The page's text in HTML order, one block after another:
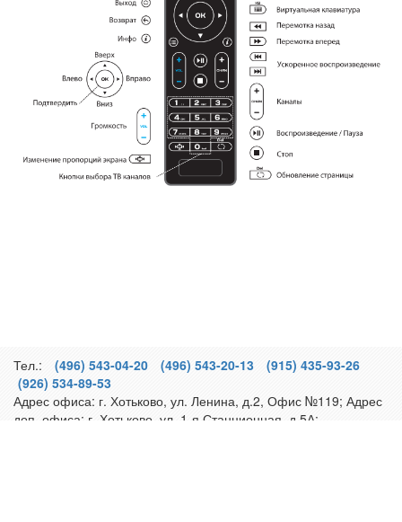
Тел.: (496) 543-04-20 (496) 543-20-13
(915) 435-93-26
(926) 534-89-53
Адрес офиса: г. Хотьково, ул. Ленина, д.2, Офис №119; Адрес
доп. офиса: г. Хотьково ул. 1-я Станционная, д.5А;